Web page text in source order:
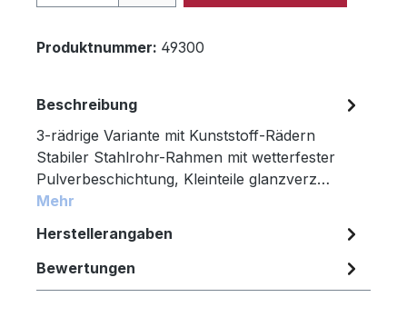
Produktnummer: 49300
Beschreibung
3-rädrige Variante mit Kunststoff-Rädern
Stabiler Stahlrohr-Rahmen mit wetterfester
Pulverbeschichtung, Kleinteile glanzverz…
Mehr
Herstellerangaben
Bewertungen